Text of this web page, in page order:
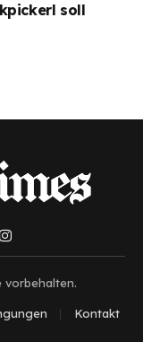
soll
Instagram
vorbehalten.
Kontakt